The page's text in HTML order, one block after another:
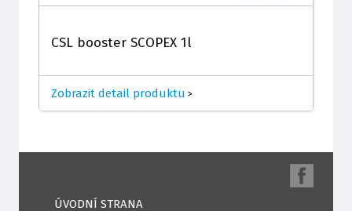
CSL booster SCOPEX 1l
Zobrazit detail produktu >
ÚVODNÍ STRANA